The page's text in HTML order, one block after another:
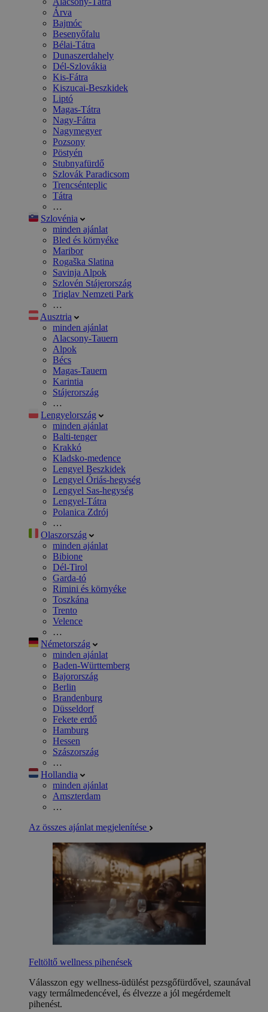
Árva
Bajmóc
Besenyőfalu
Bélai-Tátra
Dunaszerdahely
Dél-Szlovákia
Kis-Fátra
Kiszucai-Beszkidek
Liptó
Magas-Tátra
Nagy-Fátra
Nagymegyer
Pozsony
Pöstyén
Stubnyafürdő
Szlovák Paradicsom
Trencsénteplic
Tátra
…
Szlovénia
minden ajánlat
Bled és környéke
Maribor
Rogaška Slatina
Savinja Alpok
Szlovén Stájerország
Triglav Nemzeti Park
…
Ausztria
minden ajánlat
Alacsony-Tauern
Alpok
Bécs
Magas-Tauern
Karintia
Stájerország
…
Lengyelország
minden ajánlat
Balti-tenger
Krakkó
Kladsko-medence
Lengyel Beszkidek
Lengyel Óriás-hegység
Lengyel Sas-hegység
Lengyel-Tátra
Polanica Zdrój
…
Olaszország
minden ajánlat
Bibione
Dél-Tirol
Garda-tó
Rimini és környéke
Toszkána
Trento
Velence
…
Németország
minden ajánlat
Baden-Württemberg
Bajorország
Berlin
Brandenburg
Düsseldorf
Fekete erdő
Hamburg
Hessen
Szászország
…
Hollandia
minden ajánlat
Amszterdam
…
Az összes ajánlat megjelenítése
Feltöltő wellness pihenések
Válasszon egy wellness-üdülést pezsgőfürdővel, szaunával
vagy termálmedencével, és élvezze a jól megérdemelt
pihenést.